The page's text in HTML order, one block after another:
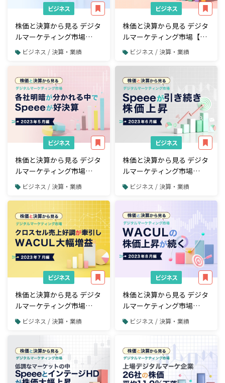
ビジネス
株価と決算から見る デジタ
ルマーケティング市場
【2023年4月編】WACULが
3期連続増益を達成
ビジネス / 決算・業績
ビジネス
株価と決算から見る デジタ
ルマーケティング市場【四
半期決算・2023年夏編】投
資家の期待値を下回った企
ビジネス / 決算・業績
ビジネス
株価と決算から見る デジタ
ルマーケティング市場
【2023年5月編】各社明暗
が分かれる中でSpeeeが好
決算・ステーブルコイン関
連ビジネスへの期待で株価
が急上昇
ビジネス / 決算・業績
ビジネス
株価と決算から見る デジタ
ルマーケティング市場
【2023年6月編】Speeeが
引き続き株価上昇
ビジネス / 決算・業績
ビジネス
株価と決算から見る デジタ
ルマーケティング市場
【2023年7月編】クロスセ
ル売上好調が牽引しWACUL
ビジネス / 決算・業績
ビジネス
株価と決算から見る デジタ
ルマーケティング市場
【2023年8月編】WACULの
株価上昇が続く
ビジネス / 決算・業績